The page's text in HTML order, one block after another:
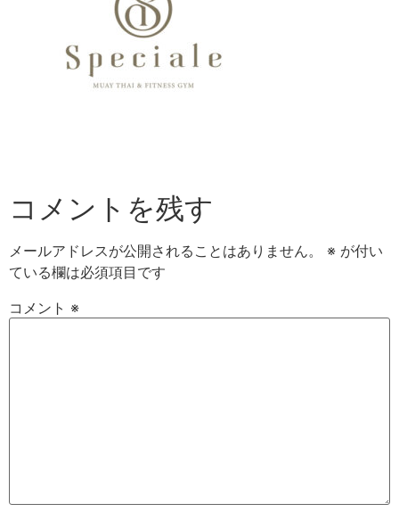
コメントを残す
メールアドレスが公開されることはありません。 ※ が付い
ている欄は必須項目です
コメント ※